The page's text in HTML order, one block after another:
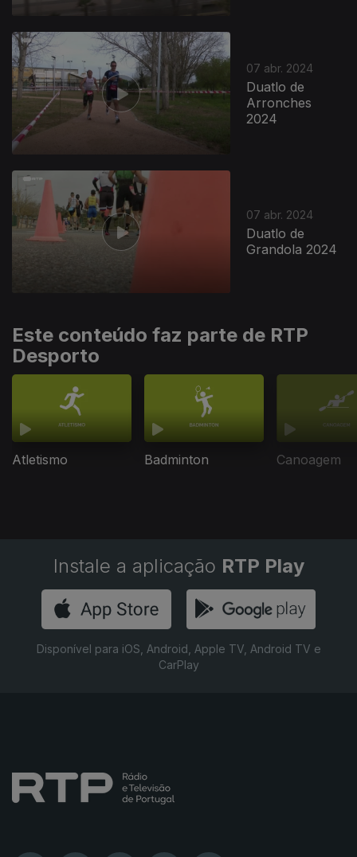
07 abr. 2024
Duatlo de
Arronches
2024
07 abr. 2024
Duatlo de
Grandola 2024
763971
Este conteúdo faz parte de RTP
Desporto
Atletismo Badminton Canoagem
Instale a aplicação RTP Play
Disponível para iOS, Android, Apple TV, Android TV e
CarPlay